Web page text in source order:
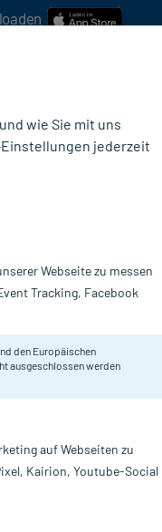
auf den Zähnen, der
75 ml
15235140
wie Sie mit uns
jederzeit
Webseite zu messen
Tracking, Facebook
den Europäischen
ausgeschlossen werden
auf Webseiten zu
Kairion, Youtube-Social